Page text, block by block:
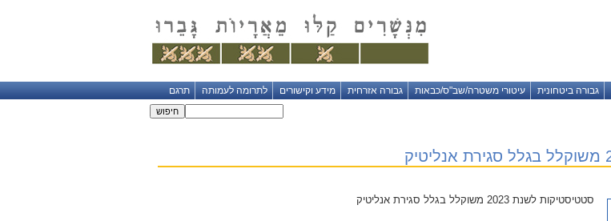
גבורה ביטחונית עיטורי משטרה/שב"ס/כבאות גבורה אזרחית מידע וקישורים לתרומה לעמותה תרגם
סטטיסטיקות לשנת 2023 משוקלל בגלל סגירת אנליטיק